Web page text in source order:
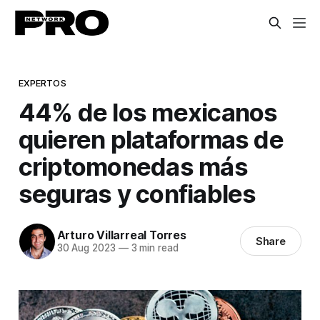
EXPERTOS
44% de los mexicanos
quieren plataformas de
criptomonedas más
seguras y confiables
Arturo Villarreal Torres
30 Aug 2023 —3 min read Share